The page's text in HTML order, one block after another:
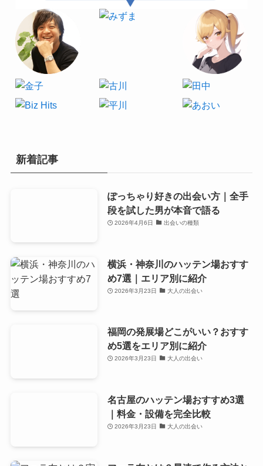
新着記事
ぽっちゃり好きの出会い方｜全手
段を試した男が本音で語る
2026年4月6日 出会いの種類
横浜・神奈川のハッテン場おすす
め7選｜エリア別に紹介
2026年3月23日 大人の出会い
福岡の発展場どこがいい？おすす
め5選をエリア別に紹介
2026年3月23日 大人の出会い
名古屋のハッテン場おすすめ3選
｜料金・設備を完全比較
2026年3月23日 大人の出会い